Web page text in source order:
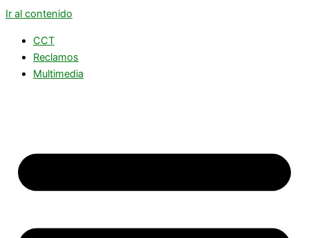
Ir al contenido
CCT
Reclamos
Multimedia